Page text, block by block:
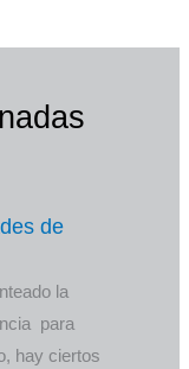
de
la
para
hay ciertos